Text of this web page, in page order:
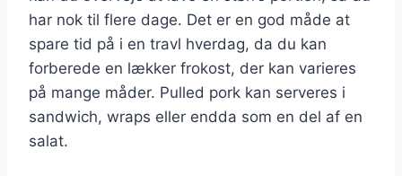
har nok til flere dage. Det er en god måde at
spare tid på i en travl hverdag, da du kan
forberede en lækker frokost, der kan varieres
på mange måder. Pulled pork kan serveres i
sandwich, wraps eller endda som en del af en
salat.